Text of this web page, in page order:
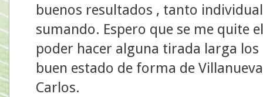
buenos resultados , tanto
sumando. Espero que se me quite
poder hacer alguna tirada larga
buen estado de forma de
Carlos.